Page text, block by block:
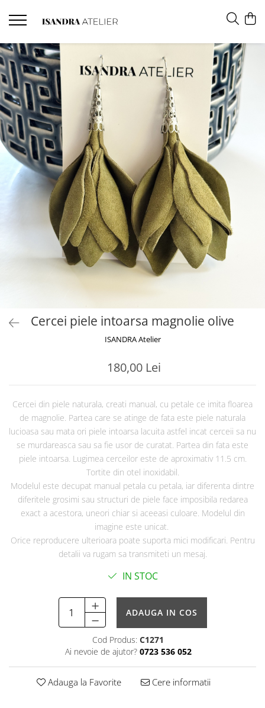
Cercei piele intoarsa magnolie olive
ISANDRA Atelier
180,00 Lei
Cercei din piele naturala, creati manual, cu petale ce imita floarea
de magnolie. Partea care se atinge de fata este piele naturala
lucioasa sau mata ori piele intoarsa lacuita astfel incat cerceii sa nu
se murdareasca sau sa fie usor de curatat. Partea din fata este
piele intoarsa. Lugimea cerceilor este de aproximativ 11.5 cm.
Tortite din otel inoxidabil.
Modelul este decupat manual petala cu petala, iar diferenta dintre
diferitele grosimi sau structuri de piele face imposibila redarea
exact a acestora, uneori chiar si aceeasi culoare. Modelul din
imagine este unicat.
Orice reproducere ulterioara poate suporta mici modificari. Pentru
detalii va rugam sa transmiteti un mesaj.
IN STOC
ADAUGA IN COS
Cod Produs: C1271
Ai nevoie de ajutor? 0723 536 052
Adauga la Favorite Cere informatii